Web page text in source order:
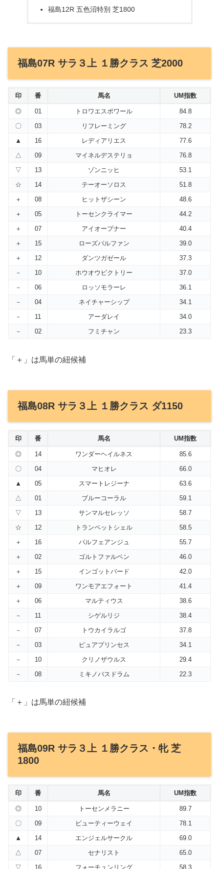
福島12R 五色沼特別 芝1800
福島07R サラ３上 １勝クラス 芝2000
印 番 馬名 UM指数
◎ 01 トロワエスポワール
84.8
〇
03 リフレーミング
78.2
▲
16 レディアリエス
77.6
△
09 マイネルデステリョ
76.8
▽
13 ゾンニッヒ
53.1
☆
14 テーオーソロス
51.8
＋
08 ヒットザシーン
48.6
＋
05 トーセンクライマー
44.2
＋
07 アイオープナー
40.4
＋
15 ローズパルファン
39.0
＋
12 ダンツガゼール
37.3
－
10 ホウオウビクトリー
37.0
－
06 ロッソモラーレ
36.1
－
04 ネイチャーシップ
34.1
－
11 アーダレイ
34.0
－
02 フミチャン 23.3
「＋」は馬単の紐候補
福島08R サラ３上 １勝クラス ダ1150
印 番 馬名 UM指数
◎ 14 ワンダーヘイルネス
85.6
〇
04 マヒオレ
66.0
▲
05 スマートレジーナ
63.6
△
01 ブルーコーラル
59.1
▽
13 サンマルセレッソ
58.7
☆
12 トランペットシェル
58.5
＋
16 パルフェアンジュ
55.7
＋
02 ゴルトファルベン
46.0
＋
15 インゴットバード
42.0
＋
09 ワンモアエフォート
41.4
＋
06 マルティウス
38.6
－
11 シゲルリジ
38.4
－
07 トウカイラルゴ
37.8
－
03 ピュアプリンセス
34.1
－
10 クリノザウルス
29.4
－
08 ミキノバスドラム 22.3
「＋」は馬単の紐候補
福島09R サラ３上 １勝クラス・牝 芝
1800
印 番 馬名 UM指数
◎ 10 トーセンメラニー
89.7
〇
09 ビューティーウェイ
78.1
▲
14 エンジェルサークル
69.0
△
07 セナリスト
65.0
▽
16 フォーチュンリング 58.3